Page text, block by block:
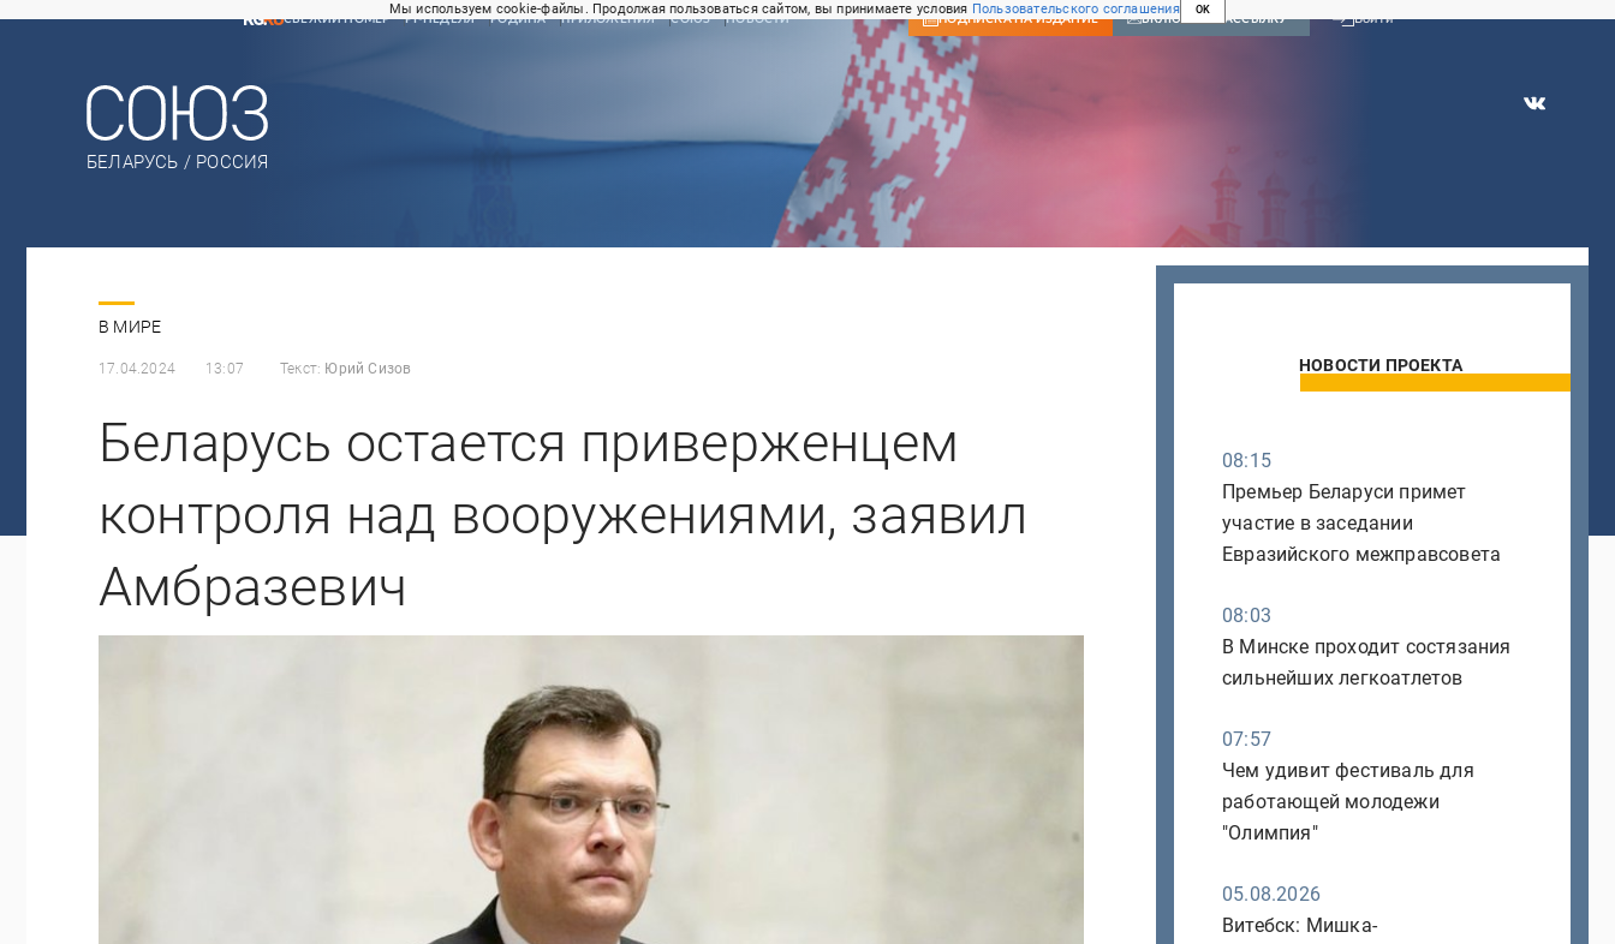
Мы используем cookie-файлы. Продолжая пользоваться сайтом, вы принимаете условия Пользовательского соглашения
OK
СВЕЖИЙ НОМЕР
РГ-НЕДЕЛЯ РОДИНА ПРИЛОЖЕНИЯ СОЮЗ НОВОСТИ ПОДПИСКА НА ИЗДАНИЕ ВКЛЮЧИТЬ РАССЫЛКУ Войти
БЕЛАРУСЬ / РОССИЯ
В МИРЕ
17.04.2024 13:07 Текст: Юрий Сизов
Беларусь остается приверженцем
контроля над вооружениями, заявил
Амбразевич
НОВОСТИ ПРОЕКТА
08:15
Премьер Беларуси примет
участие в заседании
Евразийского межправсовета
08:03
В Минске проходит состязания
сильнейших легкоатлетов
07:57
Чем удивит фестиваль для
работающей молодежи
"Олимпия"
05.08.2026
Витебск: Мишка-